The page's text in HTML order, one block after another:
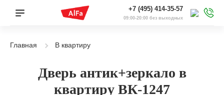
+7 (495) 414-35-57
09:00-20:00 без выходных
Главная В квартиру
Дверь антик+зеркало в
квартиру ВК-1247